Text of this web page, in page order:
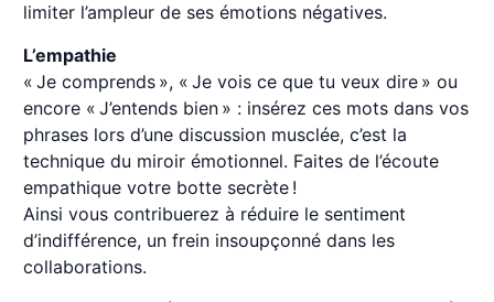
limiter l’ampleur de ses émotions négatives.
L’empathie
« Je comprends », « Je vois ce que tu veux dire » ou
encore « J’entends bien » : insérez ces mots dans vos
phrases lors d’une discussion musclée, c’est la
technique du miroir émotionnel. Faites de l’écoute
empathique votre botte secrète !
Ainsi vous contribuerez à réduire le sentiment
d’indifférence, un frein insoupçonné dans les
collaborations.